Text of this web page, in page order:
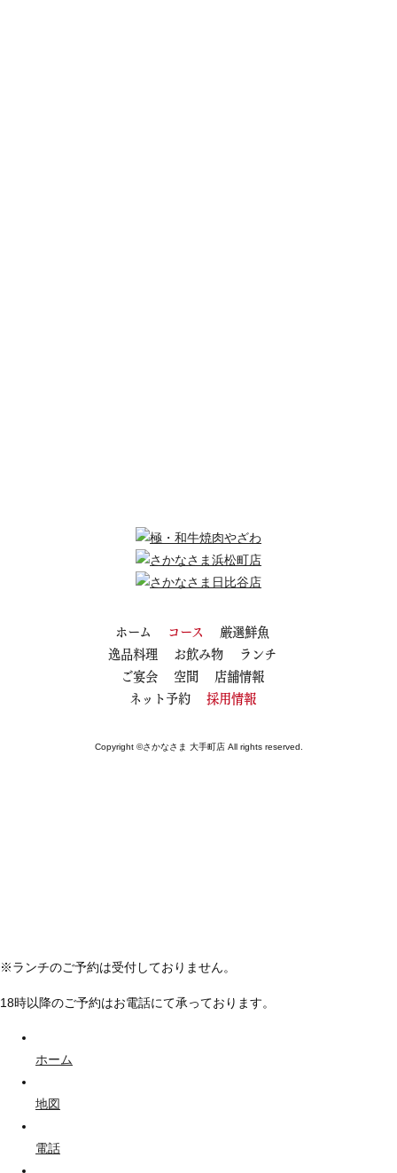
ホーム コース
厳選鮮魚
逸品料理
お飲み物
ランチ
ご宴会
空間
店舗情報
ネット予約
採用情報
Copyright ©さかなさま 大手町店 All rights reserved.
※ランチのご予約は受付しておりません。
18時以降のご予約はお電話にて承っております。
ホーム
地図
電話